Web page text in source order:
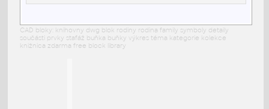
CAD bloky: knihovny dwg blok rodiny rodina family symboly detaily
součásti prvky stafáž buňka buňky výkres téma kategorie kolekce
knižnica zdarma free block library